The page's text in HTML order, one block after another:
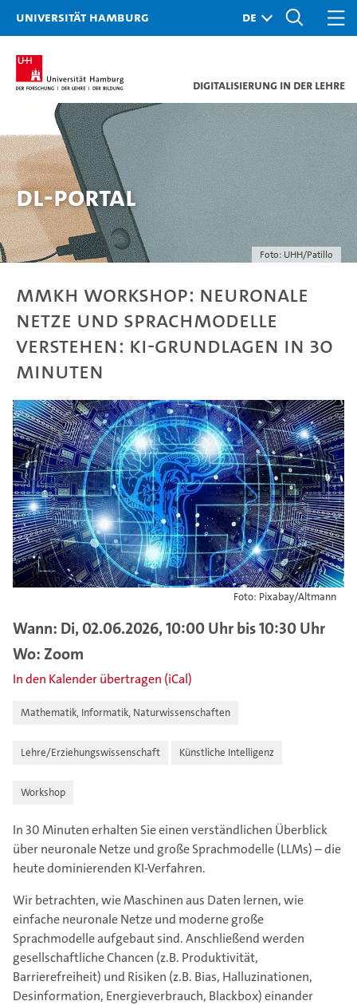
Universität Hamburg
Digitalisierung in der Lehre
Foto: UHH/Patillo
DL-Portal
MMKH Workshop: Neuronale
Netze und Sprachmodelle
verstehen: KI-Grundlagen in 30
Minuten
Foto: Pixabay/Altmann
Wann: Di, 02.06.2026, 10:00 Uhr bis 10:30 Uhr
Wo: Zoom
In den Kalender übertragen (iCal)
Mathematik, Informatik, Naturwissenschaften
Lehre/Erziehungswissenschaft Künstliche Intelligenz
Workshop
In 30 Minuten erhalten Sie einen verständlichen Überblick
über neuronale Netze und große Sprachmodelle (LLMs) – die
heute dominierenden KI-Verfahren.
Wir betrachten, wie Maschinen aus Daten lernen, wie
einfache neuronale Netze und moderne große
Sprachmodelle aufgebaut sind. Anschließend werden
gesellschaftliche Chancen (z.B. Produktivität,
Barrierefreiheit) und Risiken (z.B. Bias, Halluzinationen,
Desinformation, Energieverbrauch, Blackbox) einander